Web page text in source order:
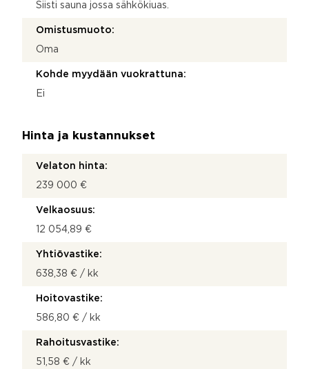
Siisti sauna jossa sähkökiuas.
Omistusmuoto:
Oma
Kohde myydään vuokrattuna:
Ei
Hinta ja kustannukset
Velaton hinta:
239 000 €
Velkaosuus:
12 054,89 €
Yhtiövastike:
638,38 € / kk
Hoitovastike:
586,80 € / kk
Rahoitusvastike:
51,58 € / kk